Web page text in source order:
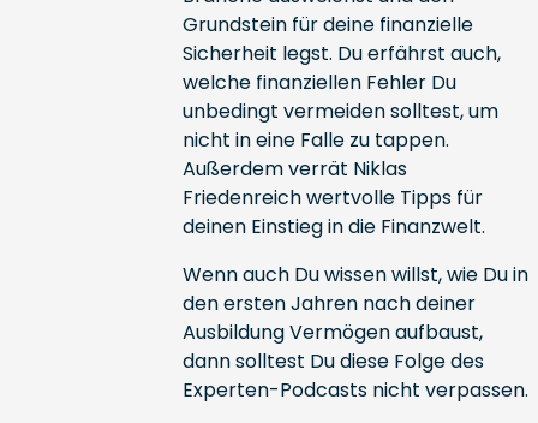
Grundstein für deine finanzielle
Sicherheit legst. Du erfährst auch,
welche finanziellen Fehler Du
unbedingt vermeiden solltest, um
nicht in eine Falle zu tappen.
Außerdem verrät Niklas
Friedenreich wertvolle Tipps für
deinen Einstieg in die Finanzwelt.
Wenn auch Du wissen willst, wie Du in
den ersten Jahren nach deiner
Ausbildung Vermögen aufbaust,
dann solltest Du diese Folge des
Experten-Podcasts nicht verpassen.